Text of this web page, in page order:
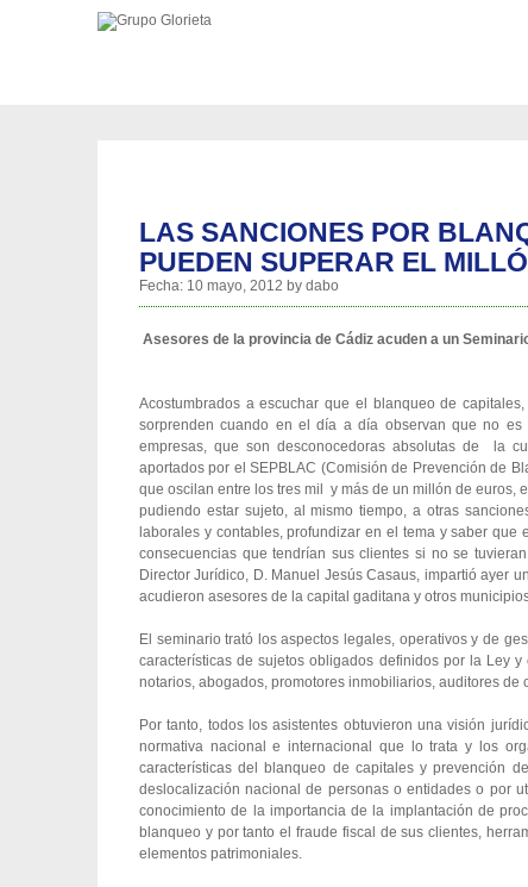
LAS SANCIONES POR
PUEDEN SUPERAR EL
Fecha: 10 mayo, 2012 by dabo
Asesores de la provincia de Cádiz acuden a un
Acostumbrados a escuchar que el blanqueo de
sorprenden cuando en el día a día observan que no
empresas, que son desconocedoras absolutas de la
aportados por el SEPBLAC (Comisión de Prevención de
que oscilan entre los tres mil y más de un millón de euros,
pudiendo estar sujeto, al mismo tiempo, a otras
laborales y contables, profundizar en el tema y saber
consecuencias que tendrían sus clientes si no se
Director Jurídico, D. Manuel Jesús Casaus, impartió ayer
acudieron asesores de la capital gaditana y otros
El seminario trató los aspectos legales, operativos y de
características de sujetos obligados definidos por la Ley
notarios, abogados, promotores inmobiliarios, auditores
Por tanto, todos los asistentes obtuvieron una visión
normativa nacional e internacional que lo trata y los
características del blanqueo de capitales y prevención
deslocalización nacional de personas o entidades o por
conocimiento de la importancia de la implantación de
blanqueo y por tanto el fraude fiscal de sus clientes,
elementos patrimoniales.